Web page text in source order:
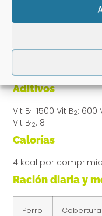
Ingrediente clave de
Componentes
Proteína bruta:
Aditivos
Vit B1: 1500 Vit B2: 600
Vit B12: 8
Calorías
4 kcal por
Ración diaria y
Perro